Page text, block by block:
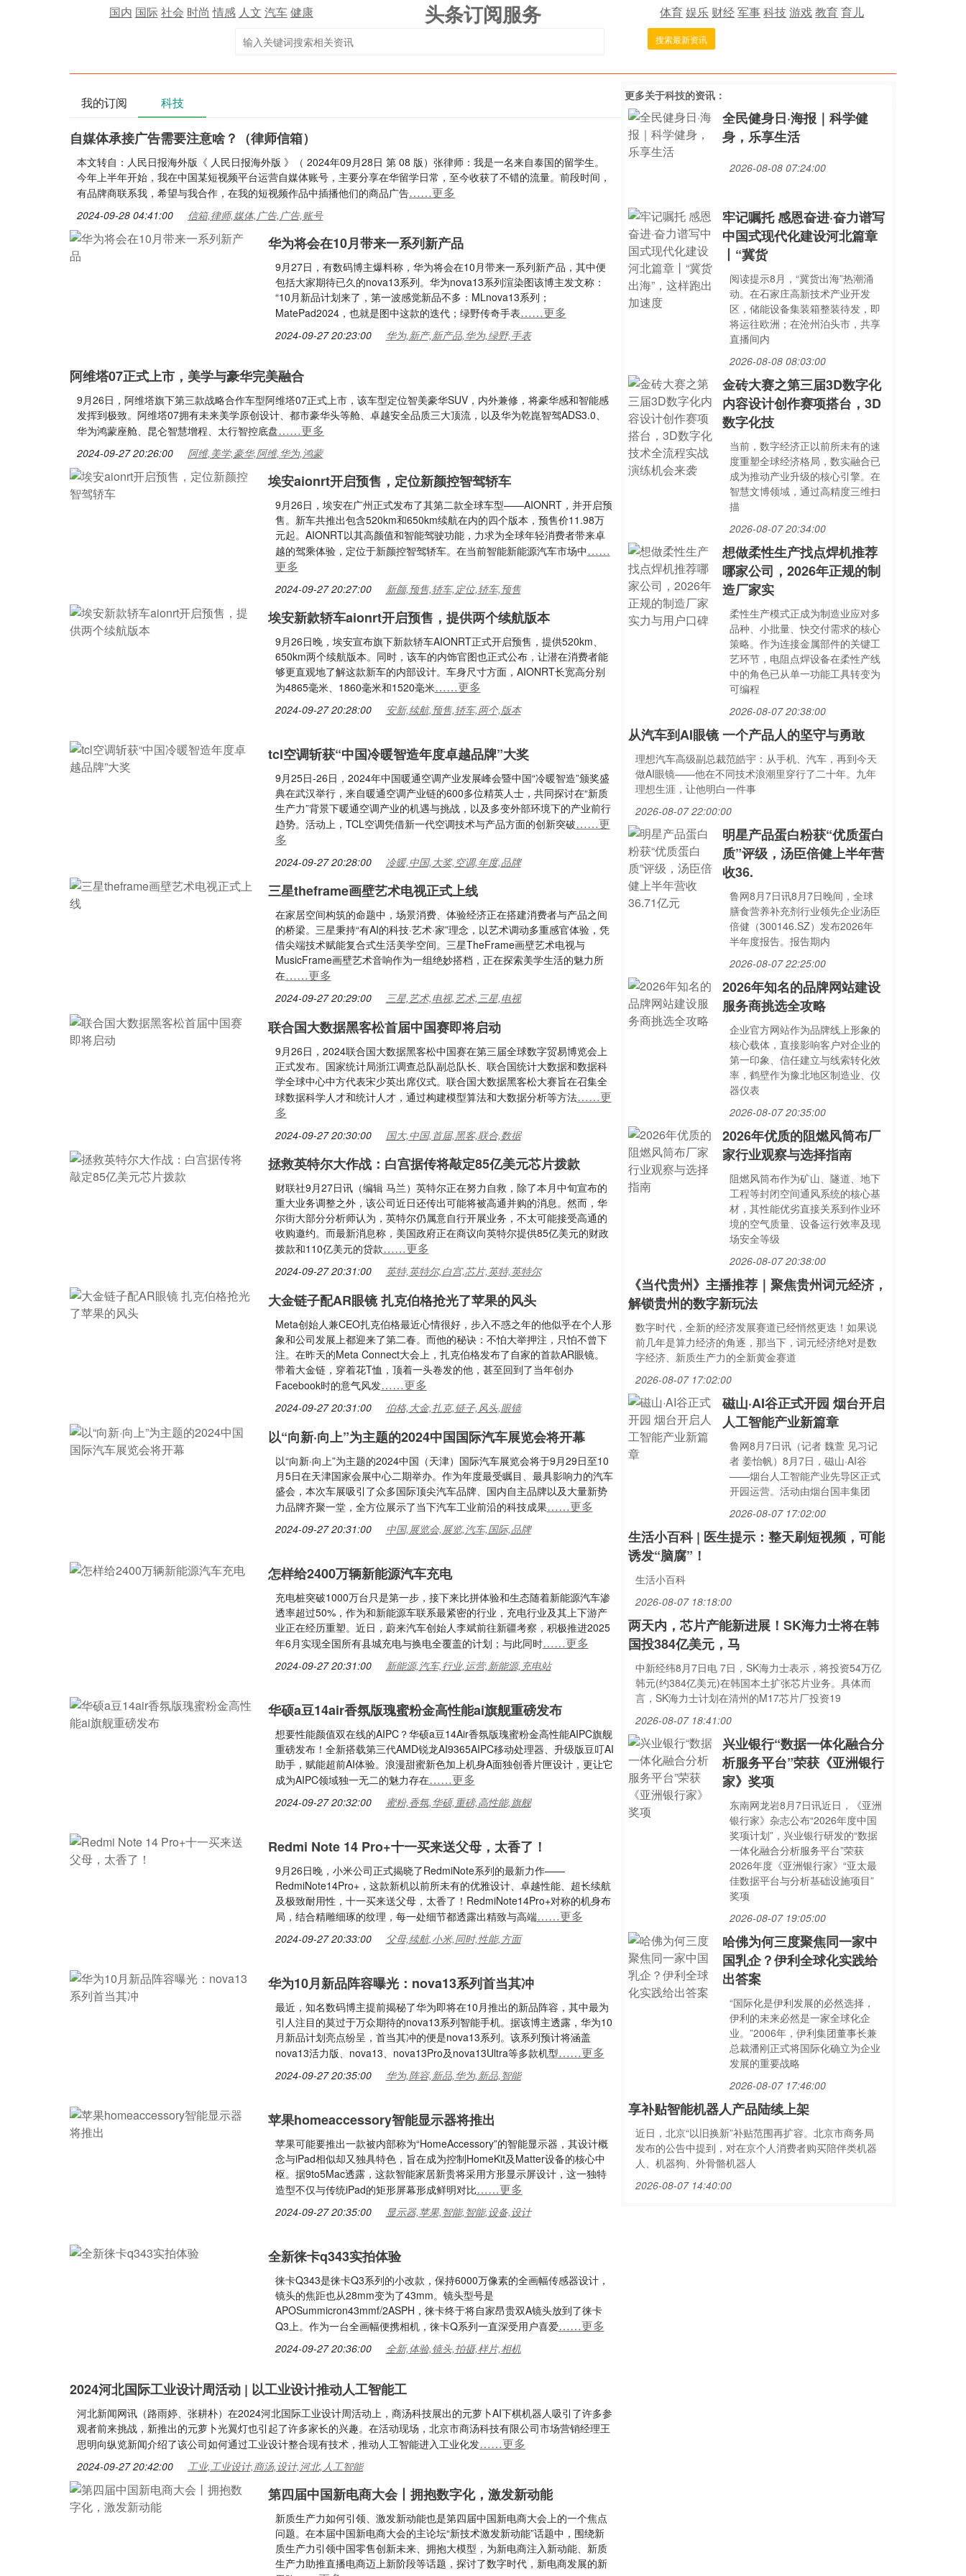
国内 国际社会 时尚 情感 人文 汽车健康 头条订阅服务 体育娱乐 财经军事科技游戏教育育儿
搜索最新资讯
我的订阅 科技
自媒体承接广告需要注意啥？（律师信箱）
本文转自：人民日报海外版《 人民日报海外版 》（ 2024年09月28日 第 08 版）张律师：我是一名来自泰国的留学生。
今年上半年开始，我在中国某短视频平台运营自媒体账号，主要分享在华留学日常，至今收获了不错的流量。前段时间，
有品牌商联系我，希望与我合作，在我的短视频作品中插播他们的商品广告……更多
2024-09-28 04:41:00 信箱,律师,媒体,广告,广告,账号
华为将会在10月带来一系列新产品
9月27日，有数码博主爆料称，华为将会在10月带来一系列新产品，其中便
包括大家期待已久的nova13系列。华为nova13系列渲染图该博主发文称：
“10月新品计划来了，第一波感觉新品不多：MLnova13系列；
MatePad2024，也就是图中这款的迭代；绿野传奇手表……更多
2024-09-27 20:23:00 华为,新产,新产品,华为,绿野,手表
阿维塔07正式上市，美学与豪华完美融合
9月26日，阿维塔旗下第三款战略合作车型阿维塔07正式上市，该车型定位智美豪华SUV，内外兼修，将豪华感和智能感
发挥到极致。阿维塔07拥有未来美学原创设计、都市豪华头等舱、卓越安全品质三大顶流，以及华为乾崑智驾ADS3.0、
华为鸿蒙座舱、昆仑智慧增程、太行智控底盘……更多
2024-09-27 20:26:00 阿维,美学,豪华,阿维,华为,鸿蒙
埃安aionrt开启预售，定位新颜控智驾轿车
9月26日，埃安在广州正式发布了其第二款全球车型——AIONRT，并开启预
售。新车共推出包含520km和650km续航在内的四个版本，预售价11.98万
元起。AIONRT以其高颜值和智能驾驶功能，力求为全球年轻消费者带来卓
越的驾乘体验，定位于新颜控智驾轿车。在当前智能新能源汽车市场中……
更多
2024-09-27 20:27:00 新颜,预售,轿车,定位,轿车,预售
埃安新款轿车aionrt开启预售，提供两个续航版本
9月26日晚，埃安宣布旗下新款轿车AIONRT正式开启预售，提供520km、
650km两个续航版本。同时，该车的内饰官图也正式公布，让潜在消费者能
够更直观地了解这款新车的内部设计。车身尺寸方面，AIONRT长宽高分别
为4865毫米、1860毫米和1520毫米……更多
2024-09-27 20:28:00 安新,续航,预售,轿车,两个,版本
tcl空调斩获“中国冷暖智造年度卓越品牌”大奖
9月25日-26日，2024年中国暖通空调产业发展峰会暨中国“冷暖智造”颁奖盛
典在武汉举行，来自暖通空调产业链的600多位精英人士，共同探讨在“新质
生产力”背景下暖通空调产业的机遇与挑战，以及多变外部环境下的产业前行
趋势。活动上，TCL空调凭借新一代空调技术与产品方面的创新突破……更
多
2024-09-27 20:28:00 冷暖,中国,大奖,空调,年度,品牌
三星theframe画壁艺术电视正式上线
在家居空间构筑的命题中，场景消费、体验经济正在搭建消费者与产品之间
的桥梁。三星秉持“有AI的科技·艺术·家”理念，以艺术调动多重感官体验，凭
借尖端技术赋能复合式生活美学空间。三星TheFrame画壁艺术电视与
MusicFrame画壁艺术音响作为一组绝妙搭档，正在探索美学生活的魅力所
在……更多
2024-09-27 20:29:00 三星,艺术,电视,艺术,三星,电视
联合国大数据黑客松首届中国赛即将启动
9月26日，2024联合国大数据黑客松中国赛在第三届全球数字贸易博览会上
正式发布。国家统计局浙江调查总队副总队长、联合国统计大数据和数据科
学全球中心中方代表宋少英出席仪式。联合国大数据黑客松大赛旨在召集全
球数据科学人才和统计人才，通过构建模型算法和大数据分析等方法……更
多
2024-09-27 20:30:00 国大,中国,首届,黑客,联合,数据
拯救英特尔大作战：白宫据传将敲定85亿美元芯片拨款
财联社9月27日讯（编辑 马兰）英特尔正在努力自救，除了本月中旬宣布的
重大业务调整之外，该公司近日还传出可能将被高通并购的消息。然而，华
尔街大部分分析师认为，英特尔仍属意自行开展业务，不太可能接受高通的
收购邀约。而最新消息称，美国政府正在商议向英特尔提供85亿美元的财政
拨款和110亿美元的贷款……更多
2024-09-27 20:31:00 英特,英特尔,白宫,芯片,英特,英特尔
大金链子配AR眼镜 扎克伯格抢光了苹果的风头
Meta创始人兼CEO扎克伯格最近心情很好，步入不惑之年的他似乎在个人形
象和公司发展上都迎来了第二春。而他的秘诀：不怕大举押注，只怕不曾下
注。在昨天的Meta Connect大会上，扎克伯格发布了自家的首款AR眼镜。
带着大金链，穿着花T恤，顶着一头卷发的他，甚至回到了当年创办
Facebook时的意气风发……更多
2024-09-27 20:31:00 伯格,大金,扎克,链子,风头,眼镜
以“向新·向上”为主题的2024中国国际汽车展览会将开幕
以“向新·向上”为主题的2024中国（天津）国际汽车展览会将于9月29日至10
月5日在天津国家会展中心二期举办。作为年度最受瞩目、最具影响力的汽车
盛会，本次车展吸引了众多国际顶尖汽车品牌、国内自主品牌以及大量新势
力品牌齐聚一堂，全方位展示了当下汽车工业前沿的科技成果……更多
2024-09-27 20:31:00 中国,展览会,展览,汽车,国际,品牌
怎样给2400万辆新能源汽车充电
充电桩突破1000万台只是第一步，接下来比拼体验和生态随着新能源汽车渗
透率超过50%，作为和新能源车联系最紧密的行业，充电行业及其上下游产
业正在经历重塑。近日，蔚来汽车创始人李斌前往新疆考察，积极推进2025
年6月实现全国所有县城充电与换电全覆盖的计划；与此同时……更多
2024-09-27 20:31:00 新能源,汽车,行业,运营,新能源,充电站
华硕a豆14air香氛版瑰蜜粉金高性能ai旗舰重磅发布
想要性能颜值双在线的AIPC？华硕a豆14Air香氛版瑰蜜粉金高性能AIPC旗舰
重磅发布！全新搭载第三代AMD锐龙AI9365AIPC移动处理器、升级版豆叮AI
助手，赋能超前AI体验。浪漫甜蜜新色加上机身A面独创香片匣设计，更让它
成为AIPC领域独一无二的魅力存在……更多
2024-09-27 20:32:00 蜜粉,香氛,华硕,重磅,高性能,旗舰
Redmi Note 14 Pro+十一买来送父母，太香了！
9月26日晚，小米公司正式揭晓了RedmiNote系列的最新力作——
RedmiNote14Pro+，这款新机以前所未有的优雅设计、卓越性能、超长续航
及极致耐用性，十一买来送父母，太香了！RedmiNote14Pro+对称的机身布
局，结合精雕细琢的纹理，每一处细节都透露出精致与高端……更多
2024-09-27 20:33:00 父母,续航,小米,同时,性能,方面
华为10月新品阵容曝光：nova13系列首当其冲
最近，知名数码博主提前揭秘了华为即将在10月推出的新品阵容，其中最为
引人注目的莫过于万众期待的nova13系列智能手机。据该博主透露，华为10
月新品计划亮点纷呈，首当其冲的便是nova13系列。该系列预计将涵盖
nova13活力版、nova13、nova13Pro及nova13Ultra等多款机型……更多
2024-09-27 20:35:00 华为,阵容,新品,华为,新品,智能
苹果homeaccessory智能显示器将推出
苹果可能要推出一款被内部称为“HomeAccessory”的智能显示器，其设计概
念与iPad相似却又独具特色，旨在成为控制HomeKit及Matter设备的核心中
枢。据9to5Mac透露，这款智能家居新贵将采用方形显示屏设计，这一独特
造型不仅与传统iPad的矩形屏幕形成鲜明对比……更多
2024-09-27 20:35:00 显示器,苹果,智能,智能,设备,设计
全新徕卡q343实拍体验
徕卡Q343是徕卡Q3系列的小改款，保持6000万像素的全画幅传感器设计，
镜头的焦距也从28mm变为了43mm。镜头型号是
APOSummicron43mmf/2ASPH，徕卡终于将自家昂贵双A镜头放到了徕卡
Q3上。作为一台全画幅便携相机，徕卡Q系列一直深受用户喜爱……更多
2024-09-27 20:36:00 全新,体验,镜头,拍摄,样片,相机
2024河北国际工业设计周活动 | 以工业设计推动人工智能工
河北新闻网讯（路雨婷、张耕朴）在2024河北国际工业设计周活动上，商汤科技展出的元萝卜AI下棋机器人吸引了许多参
观者前来挑战，新推出的元萝卜光翼灯也引起了许多家长的兴趣。在活动现场，北京市商汤科技有限公司市场营销经理王
思明向纵览新闻介绍了该公司如何通过工业设计整合现有技术，推动人工智能进入工业化发……更多
2024-09-27 20:42:00 工业,工业设计,商汤,设计,河北,人工智能
第四届中国新电商大会丨拥抱数字化，激发新动能
新质生产力如何引领、激发新动能也是第四届中国新电商大会上的一个焦点
问题。在本届中国新电商大会的主论坛“新技术激发新动能”话题中，围绕新
质生产力引领中国零售创新未来、拥抱大模型，为新电商注入新动能、新质
生产力助推直播电商迈上新阶段等话题，探讨了数字时代，新电商发展的新
更多关于科技的资讯：
全民健身日·海报｜科学健
身，乐享生活
2026-08-08 07:24:00
牢记嘱托 感恩奋进·奋力谱写
中国式现代化建设河北篇章
丨“冀货
阅读提示8月，“冀货出海”热潮涌
动。在石家庄高新技术产业开发
区，储能设备集装箱整装待发，即
将运往欧洲；在沧州泊头市，共享
直播间内
2026-08-08 08:03:00
金砖大赛之第三届3D数字化
内容设计创作赛项搭台，3D
数字化技
当前，数字经济正以前所未有的速
度重塑全球经济格局，数实融合已
成为推动产业升级的核心引擎。在
智慧文博领域，通过高精度三维扫
描
2026-08-07 20:34:00
想做柔性生产找点焊机推荐
哪家公司，2026年正规的制
造厂家实
柔性生产模式正成为制造业应对多
品种、小批量、快交付需求的核心
策略。作为连接金属部件的关键工
艺环节，电阻点焊设备在柔性产线
中的角色已从单一功能工具转变为
可编程
2026-08-07 20:38:00
从汽车到AI眼镜 一个产品人的坚守与勇敢
理想汽车高级副总裁范皓宇：从手机、汽车，再到今天
做AI眼镜——他在不同技术浪潮里穿行了二十年。九年
理想生涯，让他明白一件事
2026-08-07 22:00:00
明星产品蛋白粉获“优质蛋白
质”评级，汤臣倍健上半年营
收36.
鲁网8月7日讯8月7日晚间，全球
膳食营养补充剂行业领先企业汤臣
倍健（300146.SZ）发布2026年
半年度报告。报告期内
2026-08-07 22:25:00
2026年知名的品牌网站建设
服务商挑选全攻略
企业官方网站作为品牌线上形象的
核心载体，直接影响客户对企业的
第一印象、信任建立与线索转化效
率，鹤壁作为豫北地区制造业、仪
器仪表
2026-08-07 20:35:00
2026年优质的阻燃风筒布厂
家行业观察与选择指南
阻燃风筒布作为矿山、隧道、地下
工程等封闭空间通风系统的核心基
材，其性能优劣直接关系到作业环
境的空气质量、设备运行效率及现
场安全等级
2026-08-07 20:38:00
《当代贵州》主播推荐｜聚焦贵州词元经济，
解锁贵州的数字新玩法
数字时代，全新的经济发展赛道已经悄然更迭！如果说
前几年是算力经济的角逐，那当下，词元经济绝对是数
字经济、新质生产力的全新黄金赛道
2026-08-07 17:02:00
磁山·AI谷正式开园 烟台开启
人工智能产业新篇章
鲁网8月7日讯（记者 魏萱 见习记
者 姜怡帆）8月7日，磁山·AI谷
——烟台人工智能产业先导区正式
开园运营。活动由烟台国丰集团
2026-08-07 17:02:00
生活小百科 | 医生提示：整天刷短视频，可能
诱发“脑腐”！
生活小百科
2026-08-07 18:18:00
两天内，芯片产能新进展！SK海力士将在韩
国投384亿美元，马
中新经纬8月7日电 7日，SK海力士表示，将投资54万亿
韩元(约384亿美元)在韩国本土扩张芯片业务。具体而
言，SK海力士计划在清州的M17芯片厂投资19
2026-08-07 18:41:00
兴业银行“数据一体化融合分
析服务平台”荣获《亚洲银行
家》奖项
东南网龙岩8月7日讯近日，《亚洲
银行家》杂志公布“2026年度中国
奖项计划”，兴业银行研发的“数据
一体化融合分析服务平台”荣获
2026年度《亚洲银行家》“亚太最
佳数据平台与分析基础设施项目”
奖项
2026-08-07 19:05:00
哈佛为何三度聚焦同一家中
国乳企？伊利全球化实践给
出答案
“国际化是伊利发展的必然选择，
伊利的未来必然是一家全球化企
业。”2006年，伊利集团董事长兼
总裁潘刚正式将国际化确立为企业
发展的重要战略
2026-08-07 17:46:00
享补贴智能机器人产品陆续上架
近日，北京“以旧换新”补贴范围再扩容。北京市商务局
发布的公告中提到，对在京个人消费者购买陪伴类机器
人、机器狗、外骨骼机器人
2026-08-07 14:40:00